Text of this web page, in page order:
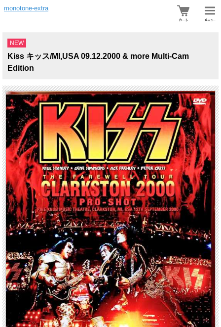
monotone-extra
NEW
Kiss キッス/MI,USA 09.12.2000 & more Multi-Cam
Edition